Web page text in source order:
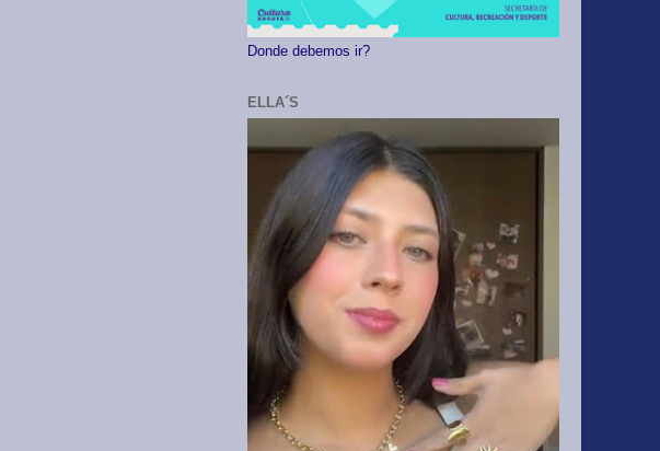
Donde debemos ir?
ELLA´S